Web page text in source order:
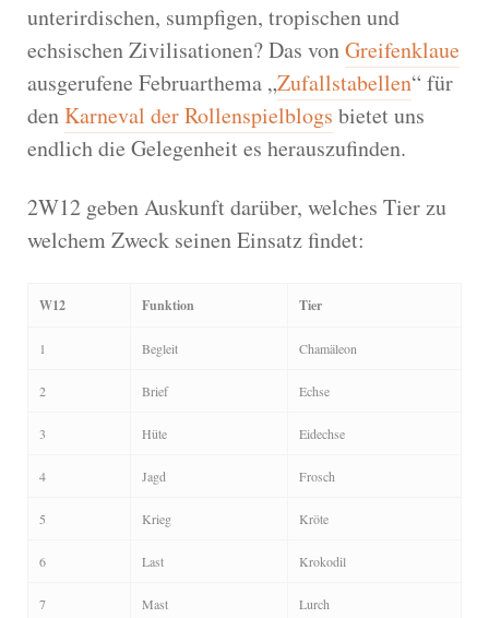
unterirdischen, sumpfigen, tropischen und
echsischen Zivilisationen? Das vonGreifenklaue
ausgerufene Februarthema „Zufallstabellen“ für
denKarneval der Rollenspielblogs bietet uns
endlich die Gelegenheit es herauszufinden.
2W12 geben Auskunft darüber, welches Tier zu
welchem Zweck seinen Einsatz findet:
W12 Funktion Tier
1 Begleit Chamäleon
2 Brief Echse
3 Hüte Eidechse
4 Jagd Frosch
5 Krieg Kröte
6 Last Krokodil
7 Mast Lurch